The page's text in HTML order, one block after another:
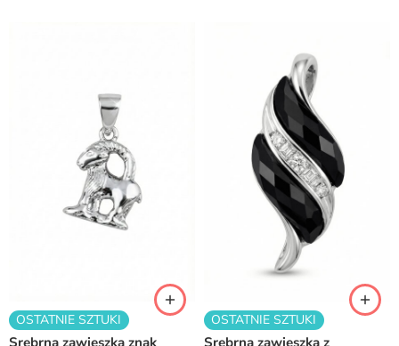
OSTATNIE SZTUKI
Srebrna zawieszka znak
OSTATNIE SZTUKI
Srebrna zawieszka z